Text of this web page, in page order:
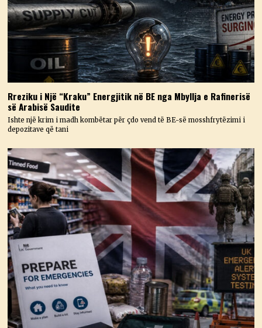
Rreziku i Një “Kraku” Energjitik në BE nga Mbyllja e Rafinerisë
së Arabisë Saudite
Ishte një krim i madh kombëtar për çdo vend të BE-së mosshfrytëzimi i
depozitave që tani